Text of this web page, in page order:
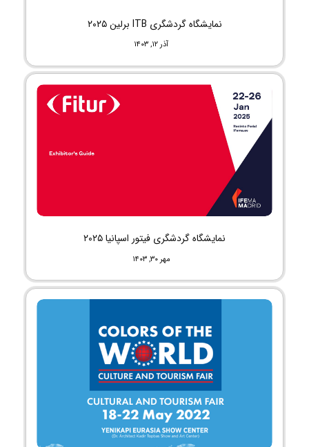
نمایشگاه گردشگری ITB برلین ۲۰۲۵
آذر ۱۲, ۱۴۰۳
نمایشگاه گردشگری فیتور اسپانیا ۲۰۲۵
مهر ۳۰, ۱۴۰۳